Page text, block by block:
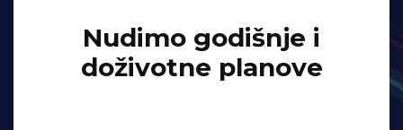
Nudimo godišnje i
doživotne planove